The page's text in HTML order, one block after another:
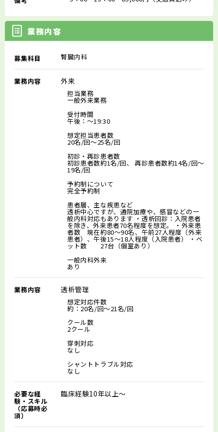
業務内容
募集科目 腎臓内科
業務内容 外来
担当業務
一般外来業務
受付時間
午後：～19:30
想定担当患者数
20名/回～25名/回
初診・再診患者数
初診患者数約1名/回、 再診患者数約14名/回～
19名/回
予約制について
完全予約制
患者層、主な疾患など
透析中心ですが、通院加療や、感冒などの一
般内科対応もあります ・透析回診：入院患者
を除き、外来患者70名程度を想定。 ・外来患
者数 現在約80〜90名、午前27人程度（外来
患者）、午後15〜18人程度（入院患者） ・ベ
ット数 27台（個室あり）
一般内科外来
あり
業務内容 透析管理
想定対応件数
約：20名/回～21名/回
クール数
2クール
穿刺対応
なし
シャントトラブル対応
なし
必要な経
験・スキル
（応募時必
須）
臨床経験10年以上～